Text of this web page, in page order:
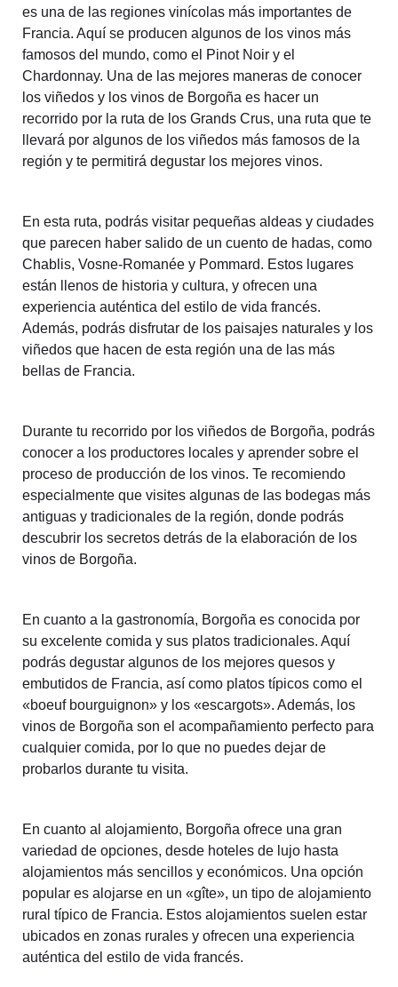
es una de las regiones vinícolas más importantes de
Francia. Aquí se producen algunos de los vinos más
famosos del mundo, como el Pinot Noir y el
Chardonnay. Una de las mejores maneras de conocer
los viñedos y los vinos de Borgoña es hacer un
recorrido por la ruta de los Grands Crus, una ruta que te
llevará por algunos de los viñedos más famosos de la
región y te permitirá degustar los mejores vinos.
En esta ruta, podrás visitar pequeñas aldeas y ciudades
que parecen haber salido de un cuento de hadas, como
Chablis, Vosne-Romanée y Pommard. Estos lugares
están llenos de historia y cultura, y ofrecen una
experiencia auténtica del estilo de vida francés.
Además, podrás disfrutar de los paisajes naturales y los
viñedos que hacen de esta región una de las más
bellas de Francia.
Durante tu recorrido por los viñedos de Borgoña, podrás
conocer a los productores locales y aprender sobre el
proceso de producción de los vinos. Te recomiendo
especialmente que visites algunas de las bodegas más
antiguas y tradicionales de la región, donde podrás
descubrir los secretos detrás de la elaboración de los
vinos de Borgoña.
En cuanto a la gastronomía, Borgoña es conocida por
su excelente comida y sus platos tradicionales. Aquí
podrás degustar algunos de los mejores quesos y
embutidos de Francia, así como platos típicos como el
«boeuf bourguignon» y los «escargots». Además, los
vinos de Borgoña son el acompañamiento perfecto para
cualquier comida, por lo que no puedes dejar de
probarlos durante tu visita.
En cuanto al alojamiento, Borgoña ofrece una gran
variedad de opciones, desde hoteles de lujo hasta
alojamientos más sencillos y económicos. Una opción
popular es alojarse en un «gîte», un tipo de alojamiento
rural típico de Francia. Estos alojamientos suelen estar
ubicados en zonas rurales y ofrecen una experiencia
auténtica del estilo de vida francés.